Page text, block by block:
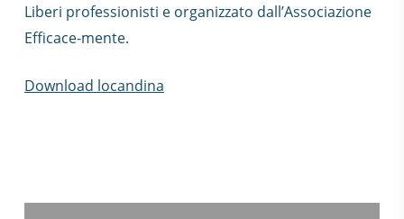
Liberi professionisti e organizzato dall’Associazione
Efficace-mente.
Download locandina